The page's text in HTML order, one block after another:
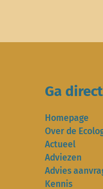
Ga
Homepage
Over de
Actueel
Adviezen
Advies
Kennis